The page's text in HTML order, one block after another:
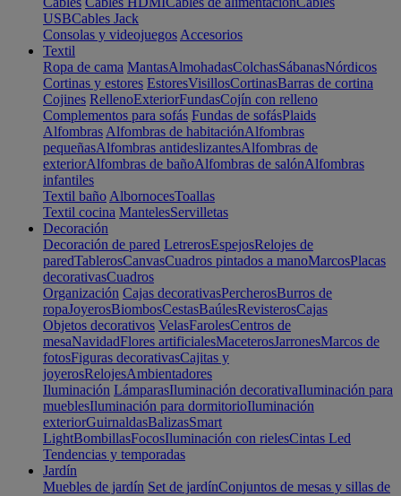
USBCables Jack
Consolas y videojuegos Accesorios
Textil
Ropa de cama MantasAlmohadasColchasSábanasNórdicos
Cortinas y estores EstoresVisillosCortinasBarras de cortina
Cojines RellenoExteriorFundasCojín con relleno
Complementos para sofás Fundas de sofásPlaids
Alfombras Alfombras de habitaciónAlfombras
pequeñasAlfombras antideslizantesAlfombras de
exteriorAlfombras de bañoAlfombras de salónAlfombras
infantiles
Textil baño AlbornocesToallas
Textil cocina MantelesServilletas
Decoración
Decoración de pared LetrerosEspejosRelojes de
paredTablerosCanvasCuadros pintados a manoMarcosPlacas
decorativasCuadros
Organización Cajas decorativasPercherosBurros de
ropaJoyerosBiombosCestasBaúlesRevisterosCajas
Objetos decorativos VelasFarolesCentros de
mesaNavidadFlores artificialesMaceterosJarronesMarcos de
fotosFiguras decorativasCajitas y
joyerosRelojesAmbientadores
Iluminación LámparasIluminación decorativaIluminación para
mueblesIluminación para dormitorioIluminación
exteriorGuirnaldasBalizasSmart
LightBombillasFocosIluminación con rielesCintas Led
Tendencias y temporadas
Jardín
Muebles de jardín Set de jardínConjuntos de mesas y sillas de